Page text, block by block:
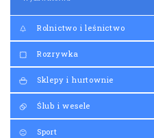
Rolnictwo i leśnictwo
Rozrywka
Sklepy i hurtownie
Ślub i wesele
Sport